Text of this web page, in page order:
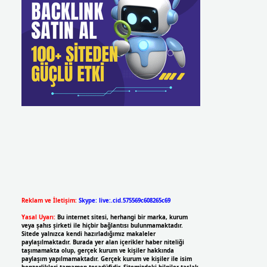
Reklam ve İletişim: Skype: live:.cid.575569c608265c69
Yasal Uyarı: Bu internet sitesi, herhangi bir marka, kurum
veya şahıs şirketi ile hiçbir bağlantısı bulunmamaktadır.
Sitede yalnızca kendi hazırladığımız makaleler
paylaşılmaktadır. Burada yer alan içerikler haber niteliği
taşımamakta olup, gerçek kurum ve kişiler hakkında
paylaşım yapılmamaktadır. Gerçek kurum ve kişiler ile isim